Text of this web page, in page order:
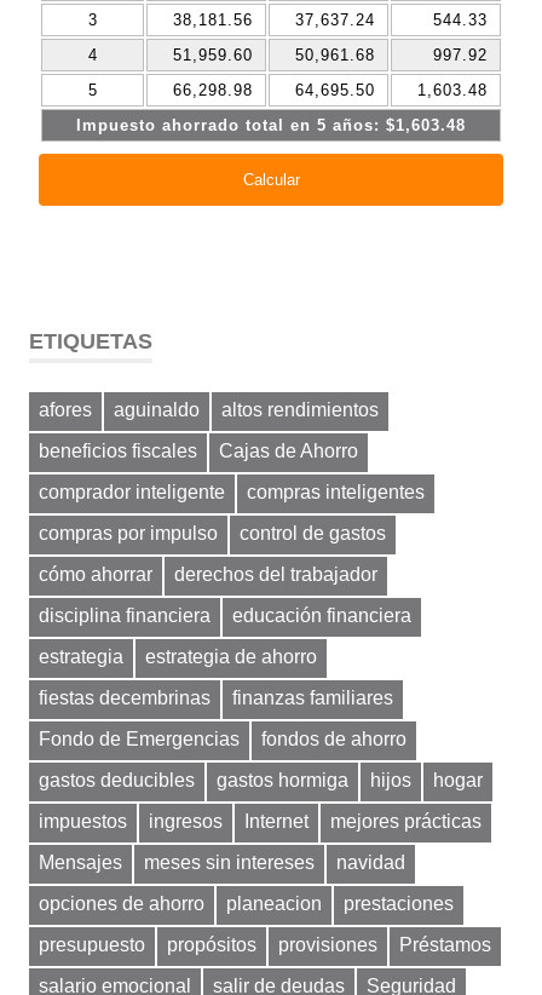
ETIQUETAS
afores aguinaldo
altos rendimientos
beneficios fiscales
Cajas de Ahorro
comprador inteligente
compras inteligentes
compras por impulso
control de gastos
cómo ahorrar
derechos del trabajador
disciplina financiera
educación financiera
estrategia
estrategia de ahorro
fiestas decembrinas
finanzas familiares
Fondo de Emergencias
fondos de ahorro
gastos deducibles
gastos hormiga hijos
hogar
impuestos
ingresos Internet
mejores prácticas
Mensajes
meses sin intereses
navidad
opciones de ahorro
planeacion
prestaciones
presupuesto
propósitos provisiones
Préstamos
salario emocional
salir de deudas Seguridad